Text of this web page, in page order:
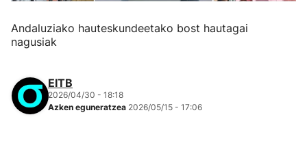
Andaluziako hauteskundeetako bost hautagai
nagusiak
EITB
2026/04/30 - 18:18
Azken eguneratzea 2026/05/15 - 17:06